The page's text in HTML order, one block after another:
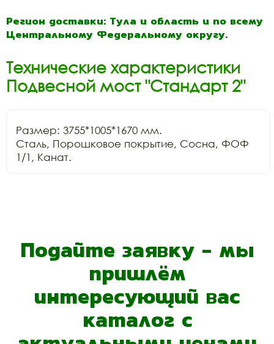
Регион доставки: Тула и область и по всему
Центральному Федеральному округу.
Технические характеристики
Подвесной мост "Стандарт 2"
Размер: 3755*1005*1670 мм.
Сталь, Порошковое покрытие, Сосна, ФОФ
1/1, Канат.
Подайте заявку - мы
пришлём
интересующий вас
каталог с